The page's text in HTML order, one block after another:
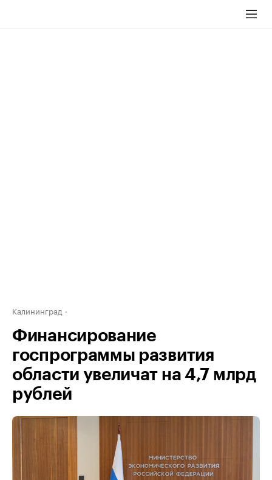
Калининград
Финансирование
госпрограммы развития
области увеличат на 4,7 млрд
рублей